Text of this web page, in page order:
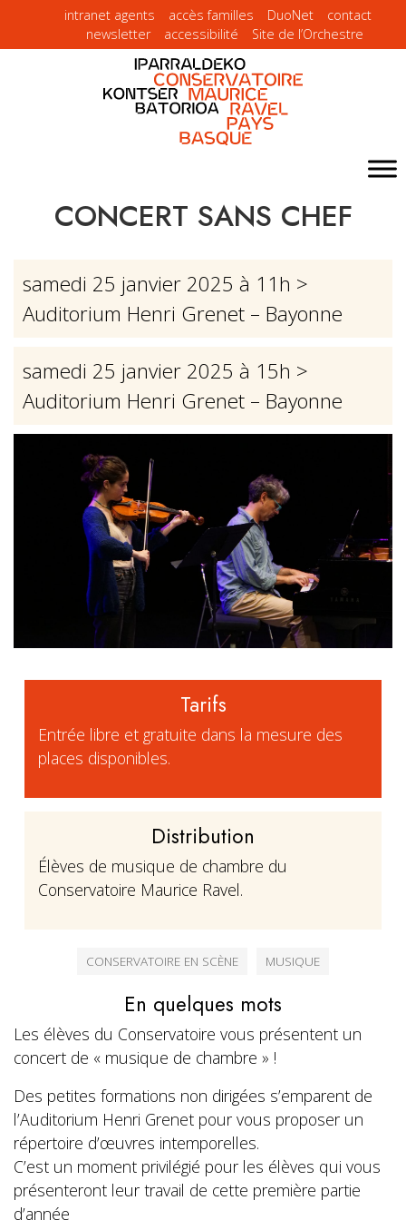
intranet agents accès familles DuoNet
contact
newsletter
accessibilité Site de l’Orchestre
CONCERT SANS CHEF
samedi 25 janvier 2025 à 11h >
Auditorium Henri Grenet – Bayonne
samedi 25 janvier 2025 à 15h >
Auditorium Henri Grenet – Bayonne
Tarifs
Entrée libre et gratuite dans la mesure des
places disponibles.
Distribution
Élèves de musique de chambre du
Conservatoire Maurice Ravel.
CONSERVATOIRE EN SCÈNE MUSIQUE
En quelques mots
Les élèves du Conservatoire vous présentent un
concert de « musique de chambre » !
Des petites formations non dirigées s’emparent de
l’Auditorium Henri Grenet pour vous proposer un
répertoire d’œuvres intemporelles.
C’est un moment privilégié pour les élèves qui vous
présenteront leur travail de cette première partie
d’année